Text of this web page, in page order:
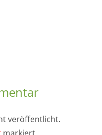
veröffentlicht.